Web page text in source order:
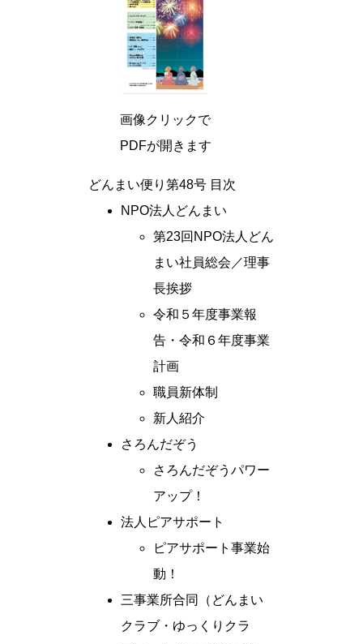
画像クリックで
PDFが開きます
どんまい便り第48号 目次
NPO法人どんまい
第23回NPO法人どん
まい社員総会／理事
長挨拶
令和５年度事業報
告・令和６年度事業
計画
職員新体制
新人紹介
さろんだぞう
さろんだぞうパワー
アップ！
法人ピアサポート
ピアサポート事業始
動！
三事業所合同（どんまい
クラブ・ゆっくりクラ